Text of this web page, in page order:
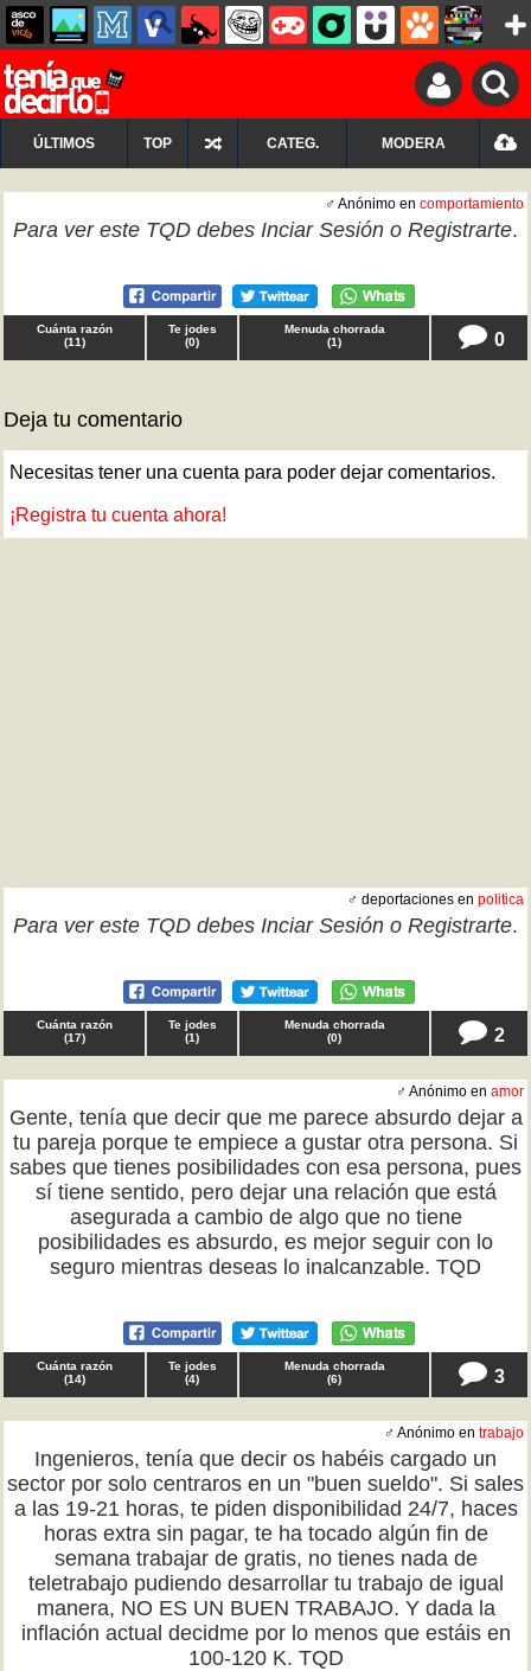
ÚLTIMOS TOP CATEG. MODERA
♂ Anónimo en comportamiento
Para ver este TQD debes Inciar Sesión o Registrarte.
Cuánta razón
(11)
Te jodes
(0)
Menuda chorrada
(1) 0
Deja tu comentario
Necesitas tener una cuenta para poder dejar comentarios.
¡Registra tu cuenta ahora!
♂ deportaciones en politica
Para ver este TQD debes Inciar Sesión o Registrarte.
Cuánta razón
(17)
Te jodes
(1)
Menuda chorrada
(0) 2
♂ Anónimo en amor
Gente, tenía que decir que me parece absurdo dejar a
tu pareja porque te empiece a gustar otra persona. Si
sabes que tienes posibilidades con esa persona, pues
sí tiene sentido, pero dejar una relación que está
asegurada a cambio de algo que no tiene
posibilidades es absurdo, es mejor seguir con lo
seguro mientras deseas lo inalcanzable. TQD
Cuánta razón
(14)
Te jodes
(4)
Menuda chorrada
(6) 3
♂ Anónimo en trabajo
Ingenieros, tenía que decir os habéis cargado un
sector por solo centraros en un "buen sueldo". Si sales
a las 19-21 horas, te piden disponibilidad 24/7, haces
horas extra sin pagar, te ha tocado algún fin de
semana trabajar de gratis, no tienes nada de
teletrabajo pudiendo desarrollar tu trabajo de igual
manera, NO ES UN BUEN TRABAJO. Y dada la
inflación actual decidme por lo menos que estáis en
100-120 K. TQD